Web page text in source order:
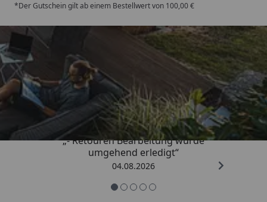
*Der Gutschein gilt ab einem Bestellwert von 100,00 €
Trusted Shops
4,81/ 5
„- Retouren Bearbeitung wurde
umgehend erledigt“
04.08.2026